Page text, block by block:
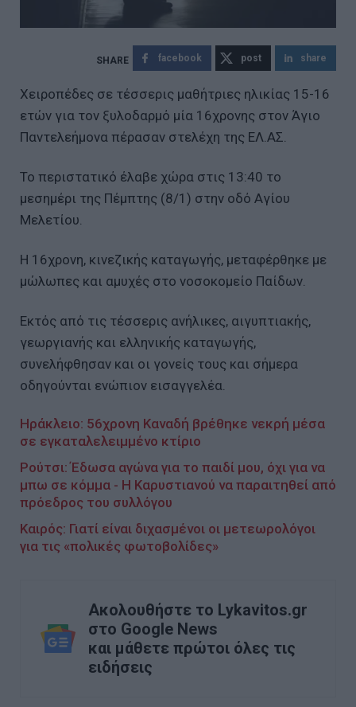
facebook post share
Χειροπέδες σε τέσσερις μαθήτριες ηλικίας 15-16
ετών για τον ξυλοδαρμό μία 16χρονης στον Άγιο
Παντελεήμονα πέρασαν στελέχη της ΕΛ.ΑΣ.
Το περιστατικό έλαβε χώρα στις 13:40 το
μεσημέρι της Πέμπτης (8/1) στην οδό Αγίου
Μελετίου.
Η 16χρονη, κινεζικής καταγωγής, μεταφέρθηκε με
μώλωπες και αμυχές στο νοσοκομείο Παίδων.
Εκτός από τις τέσσερις ανήλικες, αιγυπτιακής,
γεωργιανής και ελληνικής καταγωγής,
συνελήφθησαν και οι γονείς τους και σήμερα
οδηγούνται ενώπιον εισαγγελέα.
Ηράκλειο: 56χρονη Καναδή βρέθηκε νεκρή μέσα
σε εγκαταλελειμμένο κτίριο
Ρούτσι: Έδωσα αγώνα για το παιδί μου, όχι για να
μπω σε κόμμα - Η Καρυστιανού να παραιτηθεί από
πρόεδρος του συλλόγου
Καιρός: Γιατί είναι διχασμένοι οι μετεωρολόγοι
για τις «πολικές φωτοβολίδες»
Ακολουθήστε το Lykavitos.gr
στο Google News
και μάθετε πρώτοι όλες τις
ειδήσεις